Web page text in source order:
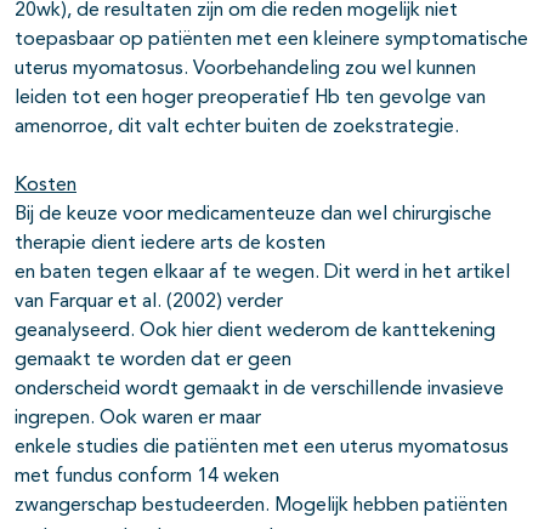
20wk), de resultaten zijn om die reden mogelijk niet
toepasbaar op patiënten met een kleinere symptomatische
uterus myomatosus. Voorbehandeling zou wel kunnen
leiden tot een hoger preoperatief Hb ten gevolge van
amenorroe, dit valt echter buiten de zoekstrategie.
Kosten
Bij de keuze voor medicamenteuze dan wel chirurgische
therapie dient iedere arts de kosten
en baten tegen elkaar af te wegen. Dit werd in het artikel
van Farquar et al. (2002) verder
geanalyseerd. Ook hier dient wederom de kanttekening
gemaakt te worden dat er geen
onderscheid wordt gemaakt in de verschillende invasieve
ingrepen. Ook waren er maar
enkele studies die patiënten met een uterus myomatosus
met fundus conform 14 weken
zwangerschap bestudeerden. Mogelijk hebben patiënten